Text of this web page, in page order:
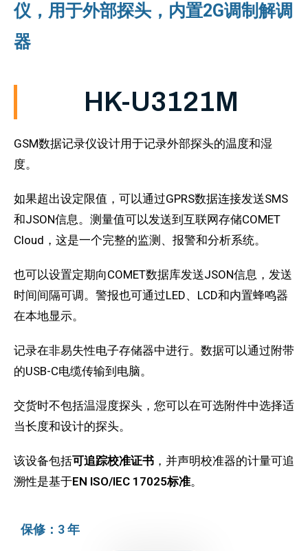
仪，用于外部探头，内置2G调制解调
器
HK-U3121M
GSM数据记录仪设计用于记录外部探头的温度和湿
度。
如果超出设定限值，可以通过GPRS数据连接发送SMS
和JSON信息。测量值可以发送到互联网存储COMET
Cloud，这是一个完整的监测、报警和分析系统。
也可以设置定期向COMET数据库发送JSON信息，发送
时间间隔可调。警报也可通过LED、LCD和内置蜂鸣器
在本地显示。
记录在非易失性电子存储器中进行。数据可以通过附带
的USB-C电缆传输到电脑。
交货时不包括温湿度探头，您可以在可选附件中选择适
当长度和设计的探头。
该设备包括可追踪校准证书 ，并声明校准器的计量可追
溯性是基于EN ISO/IEC 17025标准。
保修：3 年